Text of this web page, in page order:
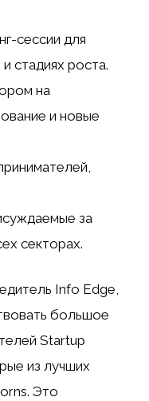
сессии для
стадиях роста.
на
и новые
за
секторах.
Info Edge,
большое
Startup
из лучших
Это